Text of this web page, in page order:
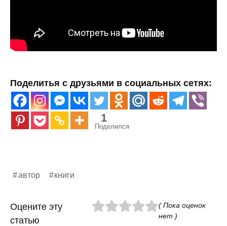
Поделитья с друзьями в социальных сетях:
1
Поделился
автор книги
Оцените эту
статью
( Пока оценок
нет )